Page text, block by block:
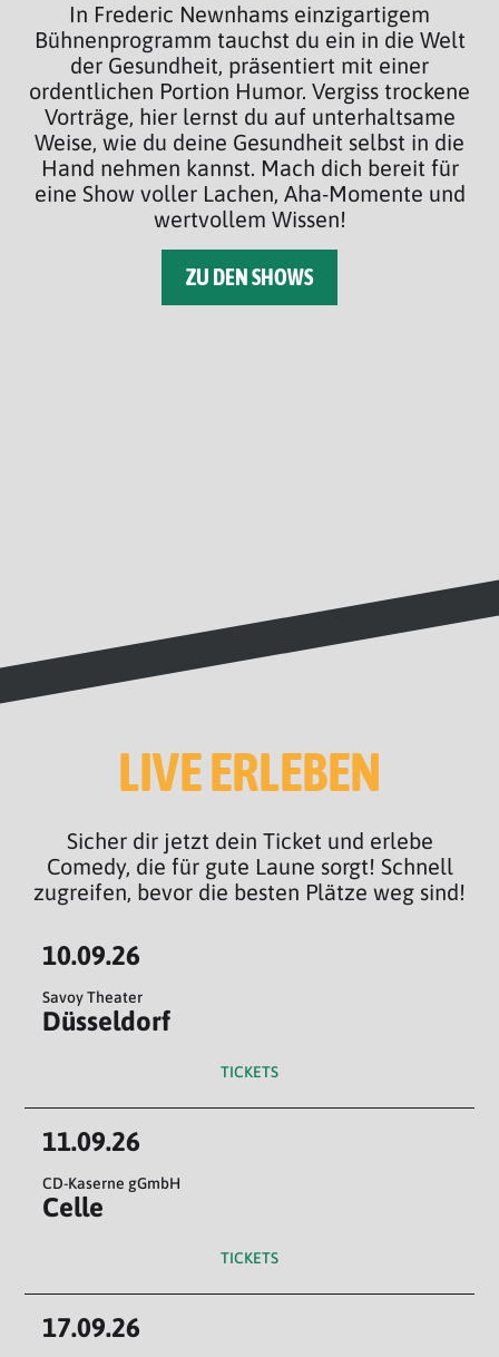
In Frederic Newnhams einzigartigem
Bühnenprogramm tauchst du ein in die Welt
der Gesundheit, präsentiert mit einer
ordentlichen Portion Humor. Vergiss trockene
Vorträge, hier lernst du auf unterhaltsame
Weise, wie du deine Gesundheit selbst in die
Hand nehmen kannst. Mach dich bereit für
eine Show voller Lachen, Aha-Momente und
wertvollem Wissen!
ZU DEN SHOWS
LIVE ERLEBEN
Sicher dir jetzt dein Ticket und erlebe
Comedy, die für gute Laune sorgt! Schnell
zugreifen, bevor die besten Plätze weg sind!
10.09.26
Düsseldorf
Savoy Theater
TICKETS
11.09.26
Celle
CD-Kaserne gGmbH
TICKETS
17.09.26